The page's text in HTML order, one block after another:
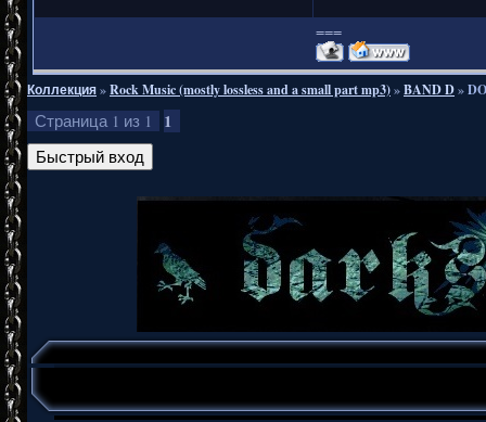
===
Коллекция»Rock Music (mostly lossless and a small part mp3)»BAND D»
Страница 1 из 1 1